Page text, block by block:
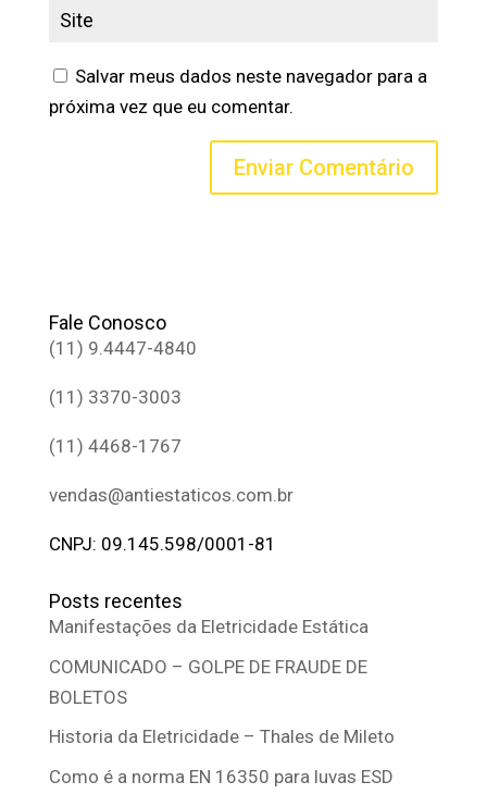
Salvar meus dados neste navegador para a
próxima vez que eu comentar.
Fale Conosco
(11) 9.4447-4840
(11) 3370-3003
(11) 4468-1767
vendas@antiestaticos.com.br
CNPJ: 09.145.598/0001-81
Posts recentes
Manifestações da Eletricidade Estática
COMUNICADO – GOLPE DE FRAUDE DE
BOLETOS
Historia da Eletricidade – Thales de Mileto
Como é a norma EN 16350 para luvas ESD